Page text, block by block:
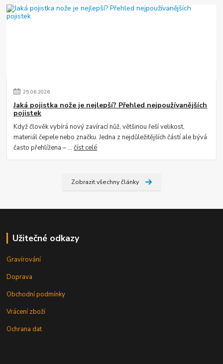
25.06.2026
Jaká pojistka nože je nejlepší? Přehled nejpoužívanějších
pojistek
Když člověk vybírá nový zavírací nůž, většinou řeší velikost,
materiál čepele nebo značku. Jedna z nejdůležitějších částí ale bývá
často přehlížena – ...číst celé
Zobrazit všechny články
Užitečné odkazy
Gravírování
Doprava
Obchodní podmínky
Vrácení zboží
Ochrana dat